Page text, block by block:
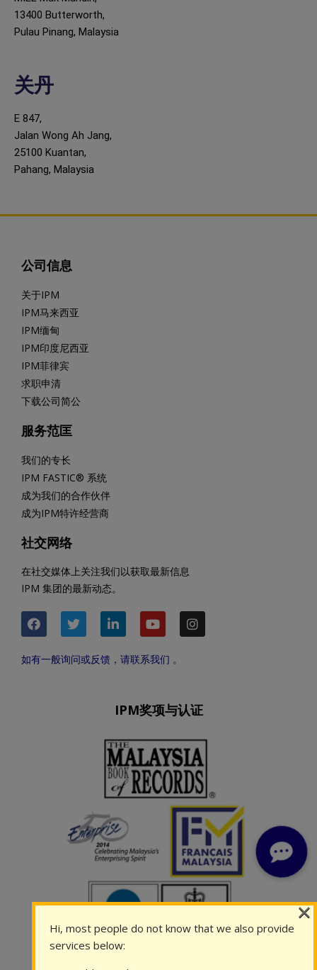
13400 Butterworth,
Pulau Pinang, Malaysia
关丹
E 847,
Jalan Wong Ah Jang,
25100 Kuantan,
Pahang, Malaysia
公司信息
关于IPM
IPM马来西亚
IPM缅甸
IPM印度尼西亚
IPM菲律宾
求职申清
下载公司简公
服务范匡
我们的专长
IPM FASTIC® 系统
成为我们的合作伙伴
成为IPM特许经营商
社交网络
在社交媒体上关注我们以获取最新信息
IPM 集团的最新动态。
如有一般询问或反馈，请联系我们 。
IPM奖项与认证
Hi, most people do not know that we also provide
services below:
×